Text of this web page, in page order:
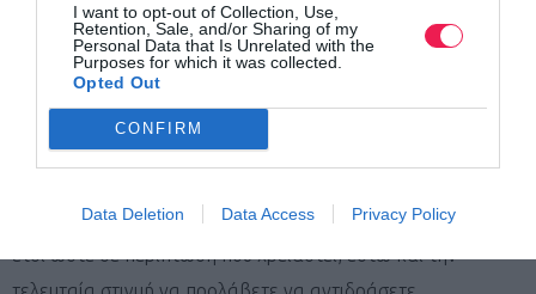
I want to opt-out of Collection, Use,
Retention, Sale, and/or Sharing of my
Personal Data that Is Unrelated with the
Purposes for which it was collected.
Opted Out
CONFIRM
Data Deletion Data Access Privacy Policy
τμήματα.
Πολύ σημαντικό όμως είναι και το θέμα της μουσικής αφού
ναι μεν μας φτιάχνει τη διάθεση, αλλά μας αποξενώνει από
το περιβάλλον με αποτέλεσμα να έχουμε μειωμένη
τρέχετε πάντα αντίθετα με τη φορά κίνησης των οχημάτων
έτσι ώστε σε περίπτωση που χρειαστεί, έστω και την